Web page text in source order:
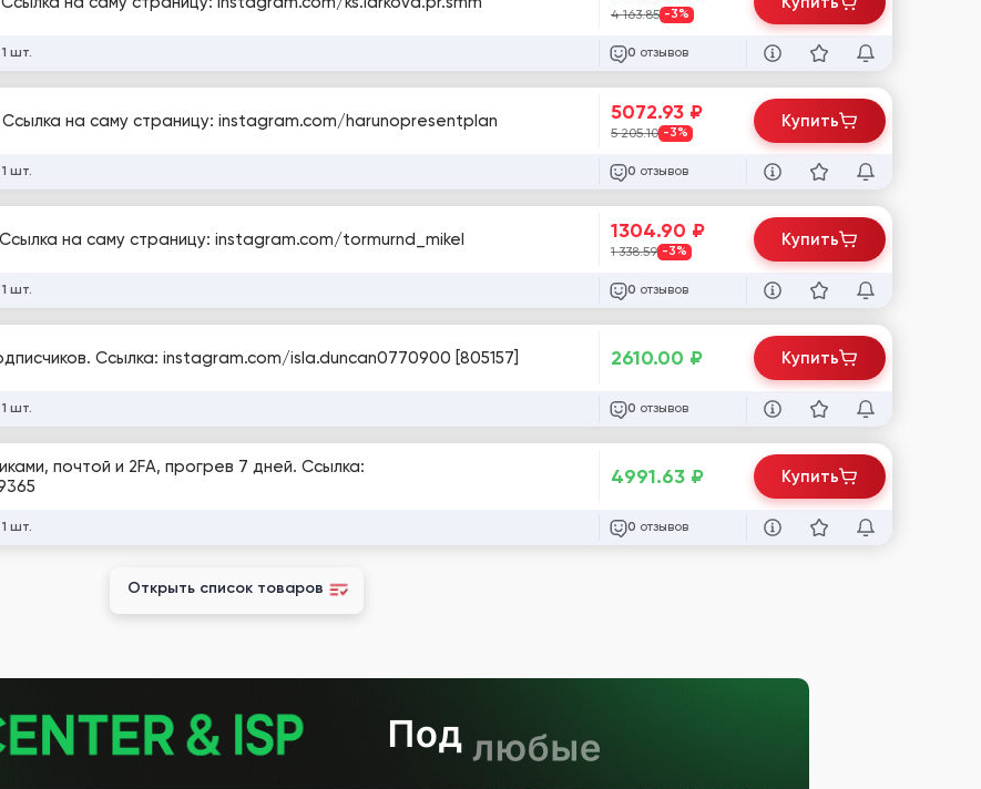
1 шт.
4 163.85 -3%
0 отзывов
Ссылка на саму страницу: instagram.com/harunopresentplan
1 шт.
5072.93 ₽
5 205.10 -3%
0 отзывов
Купить
Ссылка на саму страницу: instagram.com/tormurnd_mikel
1 шт.
1304.90 ₽
1 338.59 -3%
0 отзывов
Купить
Ссылка: instagram.com/isla.duncan0770900 [805157]
1 шт.
2610.00 ₽
0 отзывов
Купить
почтой и 2FA, прогрев 7 дней. Ссылка:
1 шт.
4991.63 ₽
0 отзывов
Купить
Открыть список товаров